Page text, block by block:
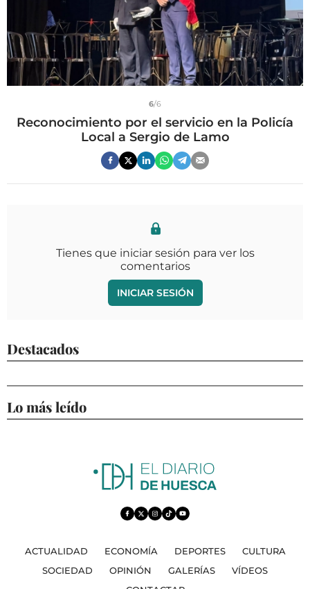
6/6
Reconocimiento por el servicio en la Policía
Local a Sergio de Lamo
Tienes que iniciar sesión para ver los
comentarios
INICIAR SESIÓN
Destacados
Lo más leído
ACTUALIDAD ECONOMÍA DEPORTES
CULTURA
SOCIEDAD
OPINIÓN GALERÍAS
VÍDEOS